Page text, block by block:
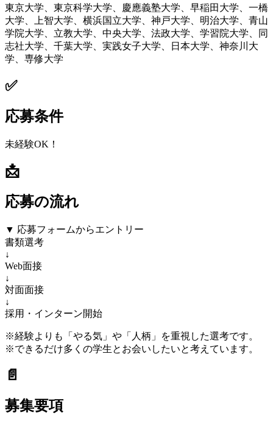
東京大学、東京科学大学、慶應義塾大学、早稲田大学、一橋
大学、上智大学、横浜国立大学、神戸大学、明治大学、青山
学院大学、立教大学、中央大学、法政大学、学習院大学、同
志社大学、千葉大学、実践女子大学、日本大学、神奈川大
学、専修大学
✅
応募条件
未経験OK！
📩
応募の流れ
▼ 応募フォームからエントリー
書類選考
↓
Web面接
↓
対面面接
↓
採用・インターン開始
※経験よりも「やる気」や「人柄」を重視した選考です。
※できるだけ多くの学生とお会いしたいと考えています。
📄
募集要項